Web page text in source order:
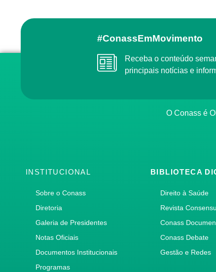
#ConassEmMovimento
Receba o conteúdo semanal do Conass com as
principais notícias e
O Conass
INSTITUCIONAL
Sobre o Conass
Diretoria
Galeria de Presidentes
Notas Oficiais
Documentos Institucionais
Programas
BIBLIOTECA
Direito à Saúde
Revista
Conass
Conass Debate
Gestão e Redes